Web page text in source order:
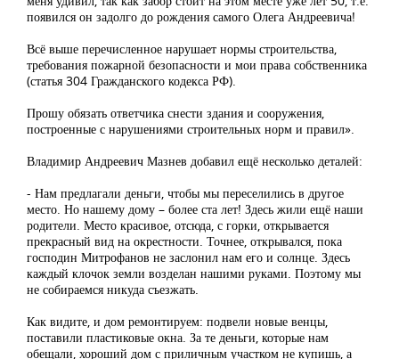
появился он задолго до рождения самого Олега Андреевича!
Всё выше перечисленное нарушает нормы строительства,
требования пожарной безопасности и мои права собственника
(статья 304 Гражданского кодекса РФ).
Прошу обязать ответчика снести здания и сооружения,
построенные с нарушениями строительных норм и правил».
Владимир Андреевич Мазнев добавил ещё несколько деталей:
- Нам предлагали деньги, чтобы мы переселились в другое
место. Но нашему дому – более ста лет! Здесь жили ещё наши
родители. Место красивое, отсюда, с горки, открывается
прекрасный вид на окрестности. Точнее, открывался, пока
господин Митрофанов не заслонил нам его и солнце. Здесь
каждый клочок земли возделан нашими руками. Поэтому мы
не собираемся никуда съезжать.
Как видите, и дом ремонтируем: подвели новые венцы,
поставили пластиковые окна. За те деньги, которые нам
обещали, хороший дом с приличным участком не купишь, а